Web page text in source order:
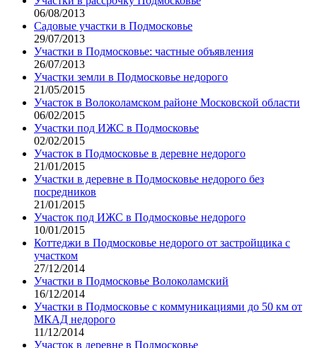
06/08/2013
Садовые участки в Подмосковье
29/07/2013
Участки в Подмосковье: частные объявления
26/07/2013
Участки земли в Подмосковье недорого
21/05/2015
Участок в Волоколамском районе Московской области
06/02/2015
Участки под ИЖС в Подмосковье
02/02/2015
Участок в Подмосковье в деревне недорого
21/01/2015
Участки в деревне в Подмосковье недорого без
посредников
21/01/2015
Участок под ИЖС в Подмосковье недорого
10/01/2015
Коттеджи в Подмосковье недорого от застройщика с
участком
27/12/2014
Участки в Подмосковье Волоколамский
16/12/2014
Участки в Подмосковье с коммуникациями до 50 км от
МКАД недорого
11/12/2014
Участок в деревне в Подмосковье